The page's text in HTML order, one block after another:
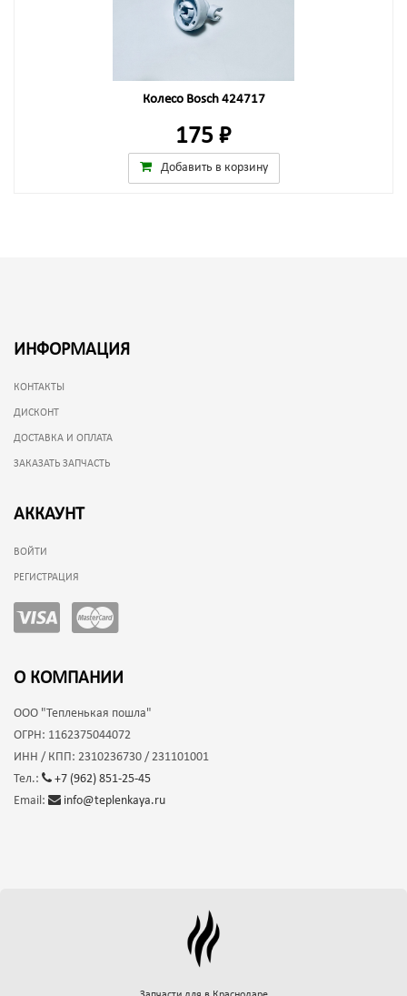
Колесо Bosch 424717
175 ₽
Добавить в корзину
ИНФОРМАЦИЯ
КОНТАКТЫ
ДИСКОНТ
ДОСТАВКА И ОПЛАТА
ЗАКАЗАТЬ ЗАПЧАСТЬ
АККАУНТ
ВОЙТИ
РЕГИСТРАЦИЯ
О КОМПАНИИ
ООО "Тепленькая пошла"
ОГРН: 1162375044072
ИНН / КПП: 2310236730 / 231101001
Тел.:
+7 (962) 851-25-45
Email:
info@teplenkaya.ru